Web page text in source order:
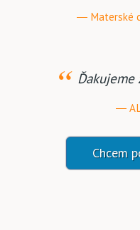
Materské
Ďakujeme
Chcem